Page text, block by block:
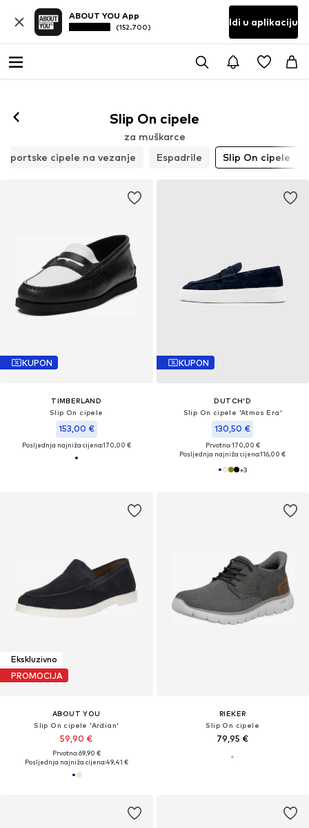
ABOUT YOU App
(152.700) Idi u aplikaciju
Slip On cipele
za muškarce
Sportske cipele na vezanje
Espadrile Slip On cipele
KUPON
TIMBERLAND
Slip On cipele
153,00 €
Posljednja najniža cijena:170,00 €
KUPON
DUTCH'D
Slip On cipele 'Atmos Era'
130,50 €
Prvotno: 170,00 €
Posljednja najniža cijena:116,00 €
+3
Ekskluzivno
PROMOCIJA
ABOUT YOU
Slip On cipele 'Ardian'
59,90 €
Prvotno: 69,90 €
Posljednja najniža cijena:49,41 €
RIEKER
Slip On cipele
79,95 €